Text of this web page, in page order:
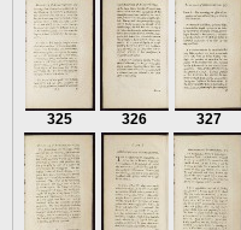
325 326 327